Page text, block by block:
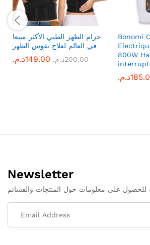
حزام الظهر الطبي الأكثر مبيعا
في العالم لعلاج تقوس الظهر
149.00د.م. 200.00د.م.
Bonomi
800W
د.م.
Newsletter
للحصول على معلومات حول المنتجات والقسائم